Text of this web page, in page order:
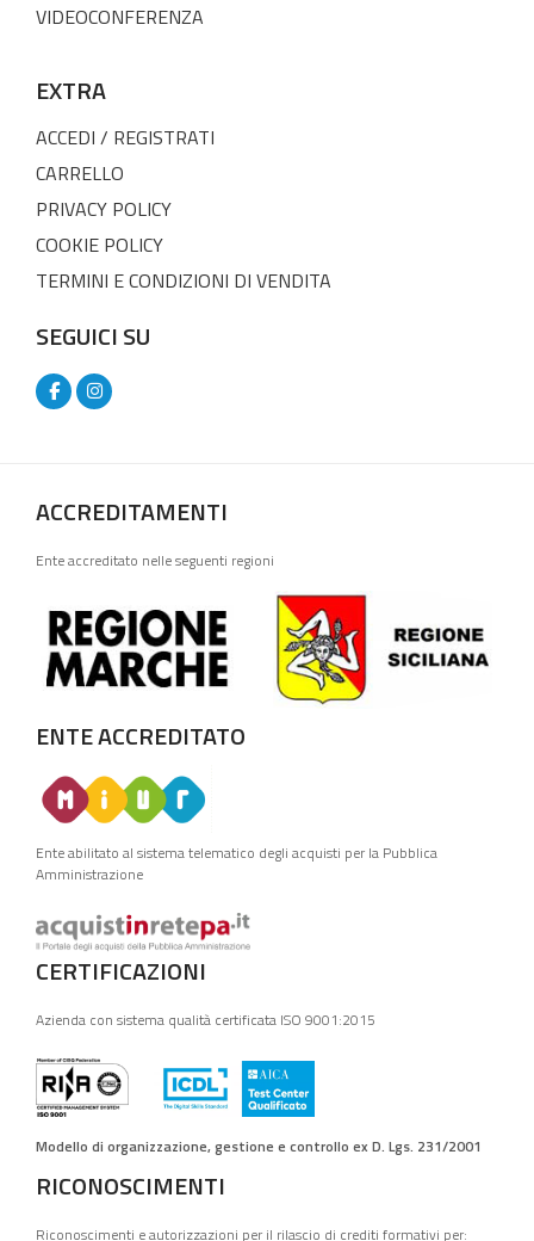
VIDEOCONFERENZA
EXTRA
ACCEDI / REGISTRATI
CARRELLO
PRIVACY POLICY
COOKIE POLICY
TERMINI E CONDIZIONI DI VENDITA
SEGUICI SU
ACCREDITAMENTI
Ente accreditato nelle seguenti regioni
ENTE ACCREDITATO
Ente abilitato al sistema telematico degli acquisti per la Pubblica
Amministrazione
CERTIFICAZIONI
Azienda con sistema qualità certificata ISO 9001:2015
Modello di organizzazione, gestione e controllo ex D. Lgs. 231/2001
RICONOSCIMENTI
Riconoscimenti e autorizzazioni per il rilascio di crediti formativi per: